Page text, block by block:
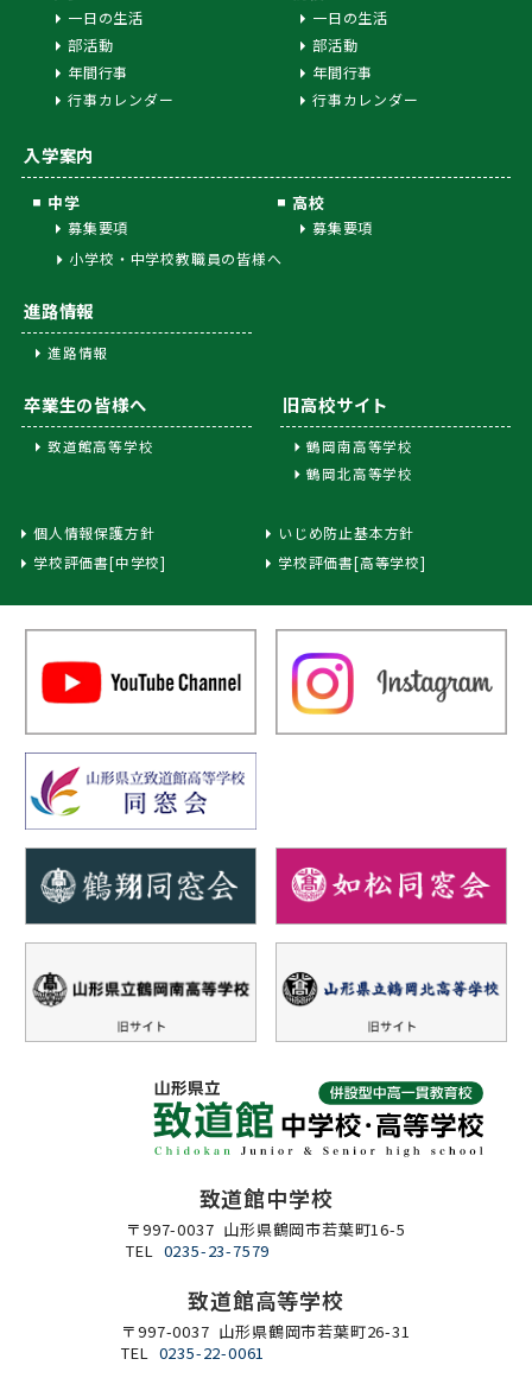
一日の生活
部活動
年間行事
行事カレンダー
一日の生活
部活動
年間行事
行事カレンダー
入学案内
中学
募集要項
高校
募集要項
小学校・中学校教職員の皆様へ
進路情報
進路情報
卒業生の皆様へ
致道館高等学校
旧高校サイト
鶴岡南高等学校
鶴岡北高等学校
個人情報保護方針
いじめ防止基本方針
学校評価書[中学校]
学校評価書[高等学校]
致道館中学校
〒997-0037 山形県鶴岡市若葉町16-5
TEL 0235-23-7579
致道館高等学校
〒997-0037 山形県鶴岡市若葉町26-31
TEL 0235-22-0061